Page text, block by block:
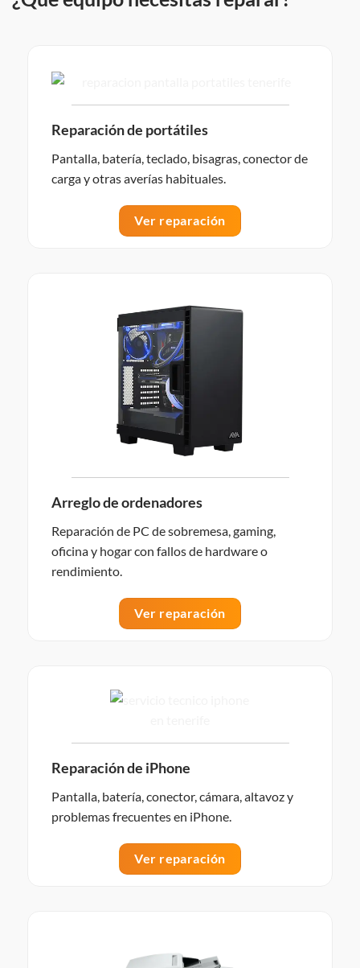
Reparación de portátiles
Pantalla, batería, teclado, bisagras, conector de
carga y otras averías habituales.
Ver reparación
Arreglo de ordenadores
Reparación de PC de sobremesa, gaming,
oficina y hogar con fallos de hardware o
rendimiento.
Ver reparación
Reparación de iPhone
Pantalla, batería, conector, cámara, altavoz y
problemas frecuentes en iPhone.
Ver reparación